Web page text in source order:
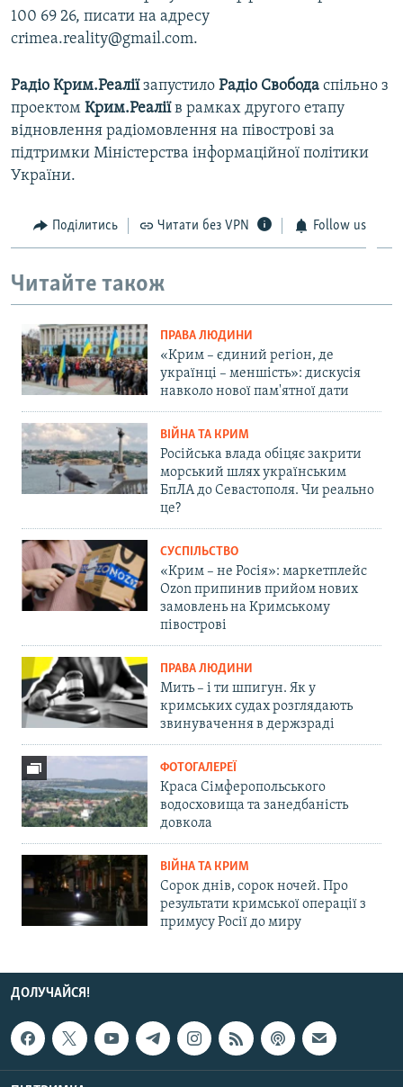
100 69 26, писати на адресу
crimea.reality@gmail.com.
Радіо Крим.Реаліїзапустило Радіо Свобода спільно з
проектом Крим.Реаліїв рамках другого етапу
відновлення радіомовлення на півострові за
підтримки Міністерства інформаційної політики
України.
Поділитись Читати без VPN Follow us
Читайте також
ПРАВА ЛЮДИНИ
«Крим – єдиний регіон, де
українці – меншість»: дискусія
навколо нової пам'ятної дати
ВІЙНА ТА КРИМ
Російська влада обіцяє закрити
морський шлях українським
БпЛА до Севастополя. Чи реально
це?
СУСПІЛЬСТВО
«Крим – не Росія»: маркетплейс
Ozon припинив прийом нових
замовлень на Кримському
півострові
ПРАВА ЛЮДИНИ
Мить – і ти шпигун. Як у
кримських судах розглядають
звинувачення в держзраді
ФОТОГАЛЕРЕЇ
Краса Сімферопольського
водосховища та занедбаність
довкола
ВІЙНА ТА КРИМ
Сорок днів, сорок ночей. Про
результати кримської операції з
примусу Росії до миру
ДОЛУЧАЙСЯ!